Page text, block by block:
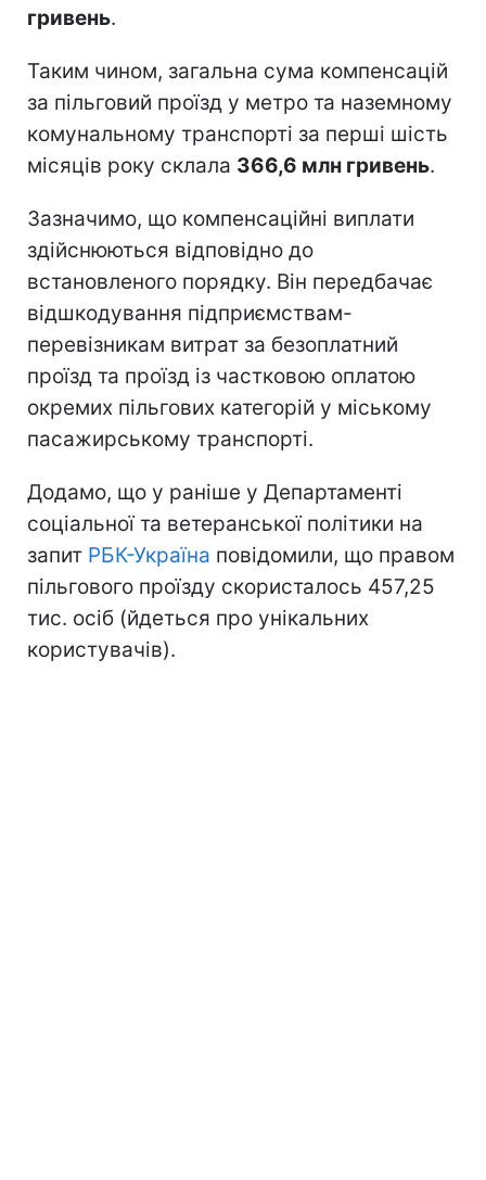
гривень.
Таким чином, загальна сума компенсацій
за пільговий проїзд у метро та наземному
комунальному транспорті за перші шість
місяців року склала 366,6 млн гривень.
Зазначимо, що компенсаційні виплати
здійснюються відповідно до
встановленого порядку. Він передбачає
відшкодування підприємствам-
перевізникам витрат за безоплатний
проїзд та проїзд із частковою оплатою
окремих пільгових категорій у міському
пасажирському транспорті.
Додамо, що у раніше у Департаменті
соціальної та ветеранської політики на
запит РБК-Україна повідомили, що правом
пільгового проїзду скористалось 457,25
тис. осіб (йдеться про унікальних
користувачів).